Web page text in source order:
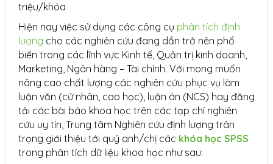
triệu/khóa
Hiện nay việc sử dụng các công cụ phân tích định
lượng cho các nghiên cứu đang dần trở nên phổ
biến trong các lĩnh vực Kinh tế, Quản trị kinh doanh,
Marketing, Ngân hàng – Tài chính. Với mong muốn
nâng cao chất lượng các nghiên cứu phục vụ làm
luận văn (cử nhân, cao học), luận án (NCS) hay đăng
tải các bài báo khoa học trên các tạp chí nghiên
cứu uy tín, Trung tâm Nghiên cứu định lượng trân
trọng giới thiệu tới quý anh/chị các khóa học SPSS
trong phân tích dữ liệu khoa học như sau: